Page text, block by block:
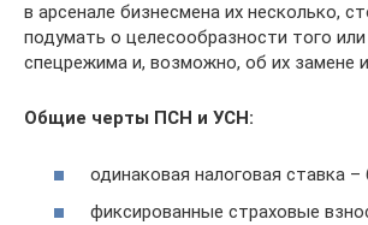
в арсенале бизнесмена их несколько,
подумать о целесообразности того или
спецрежима и, возможно, об их замене
Общие черты ПСН и УСН:
одинаковая налоговая ставка –
фиксированные страховые